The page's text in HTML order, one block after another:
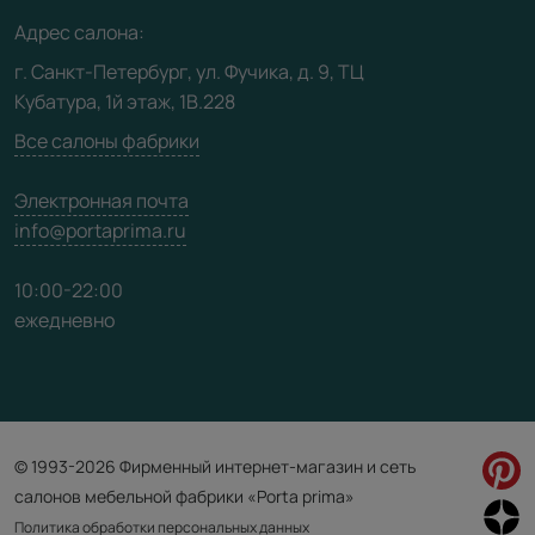
Карта сайта
Адрес салона:
г. Санкт-Петербург, ул. Фучика, д. 9, ТЦ
Кубатура, 1й этаж, 1В.228
Все салоны фабрики
Электронная почта
info@portaprima.ru
10:00-22:00
ежедневно
© 1993-2026 Фирменный интернет-магазин и сеть
салонов мебельной фабрики «Porta prima»
Политика обработки персональных данных